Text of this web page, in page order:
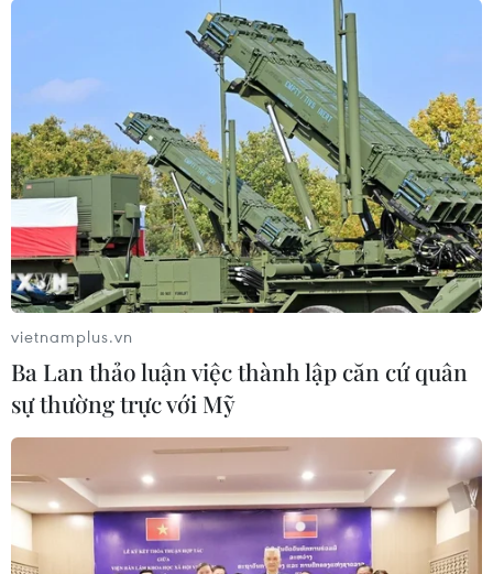
vietnamplus.vn
Ba Lan thảo luận việc thành lập căn cứ quân
sự thường trực với Mỹ